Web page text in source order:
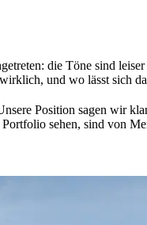
die Töne sind
und wo lässt sich
Position sagen wir
sehen, sind von